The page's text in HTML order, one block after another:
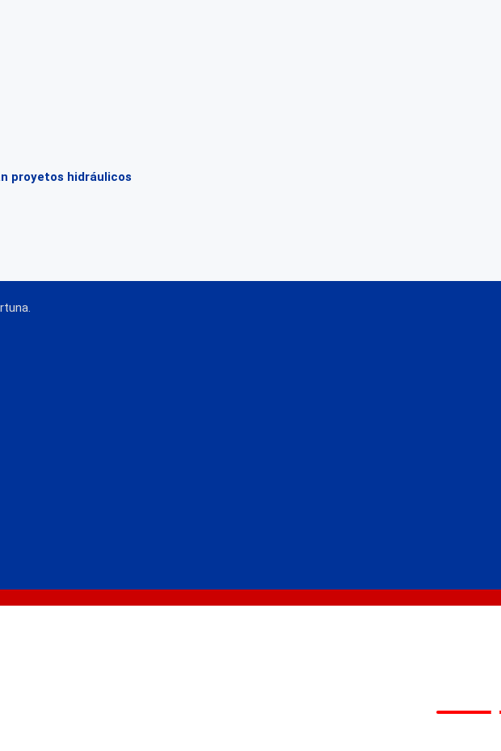
proyetos hidráulicos